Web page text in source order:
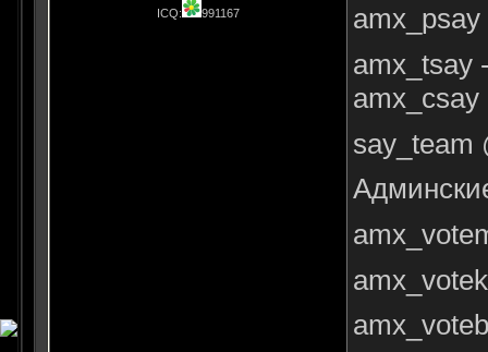
ICQ:
991167
amx_tsay
amx_csay
say_team